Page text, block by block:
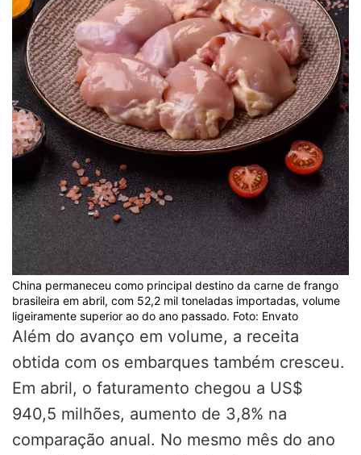
China permaneceu como principal destino da carne de frango
brasileira em abril, com 52,2 mil toneladas importadas, volume
ligeiramente superior ao do ano passado. Foto: Envato
Além do avanço em volume, a receita
obtida com os embarques também cresceu.
Em abril, o faturamento chegou a US$
940,5 milhões, aumento de 3,8% na
comparação anual. No mesmo mês do ano